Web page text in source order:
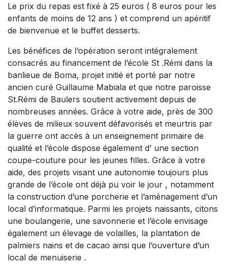
Le prix du repas est fixé à 25 euros ( 8 euros pour les
enfants de moins de 12 ans ) et comprend un apéritif
de bienvenue et le buffet desserts.
Les bénéfices de l’opération seront intégralement
consacrés au financement de l’école St .Rémi dans la
banlieue de Boma, projet initié et porté par notre
ancien curé Guillaume Mabiala et que notre paroisse
St.Rémi de Baulers soutient activement depuis de
nombreuses années. Grâce à votre aide, près de 300
élèves de milieux souvent défavorisés et meurtris par
la guerre ont accès à un enseignement primaire de
qualité et l’école dispose également d’ une section
coupe-couture pour les jeunes filles. Grâce à votre
aide, des projets visant une autonomie toujours plus
grande de l’école ont déjà pu voir le jour , notamment
la construction d’une porcherie et l’aménagement d’un
local d’informatique. Parmi les projets naissants, citons
une boulangerie, une savonnerie et l’école envisage
également un élevage de volailles, la plantation de
palmiers nains et de cacao ainsi que l’ouverture d’un
local de menuiserie .